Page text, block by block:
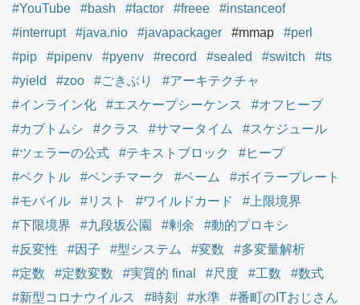
#YouTube
#bash #factor #freee
#instanceof
#interrupt
#java.nio #javapackager #mmap
#perl
#pip
#pipenv #pyenv #record #sealed #switch
#ts
#yield
#zoo #ごきぶり
#アーキテクチャ
#インライン化
#エスケープシーケンス
#オフヒープ
#カブトムシ
#クラス #サマータイム
#スケジュール
#ツェラーの公式
#テキストブロック
#ヒープ
#ベクトル
#ベンチマーク #ベーム
#ボイラープレート
#モバイル
#リスト #ワイルドカード
#上限境界
#下限境界
#九段坂公園 #剰余
#動的プロキシ
#反変性
#因子 #型システム #変数
#多変量解析
#定数
#定数変数 #実質的 final #尺度 #工数
#数式
#新型コロナウイルス
#時刻 #水準
#番町のITおじさん